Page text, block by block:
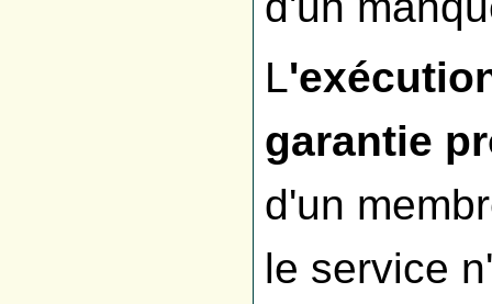
L
garantie
d'un
le service